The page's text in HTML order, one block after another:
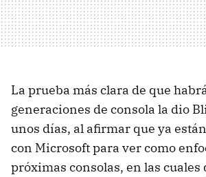
La prueba más clara de que
generaciones de consola la dio
unos días, al afirmar que ya
con Microsoft para ver como
próximas consolas, en las